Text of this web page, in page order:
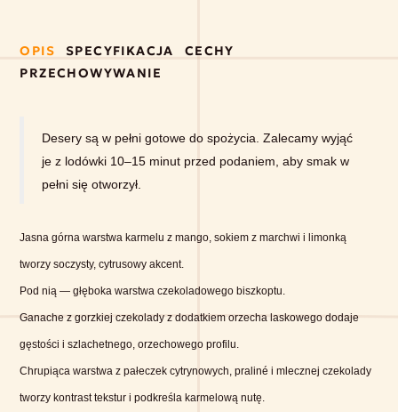
OPIS SPECYFIKACJA
CECHY
PRZECHOWYWANIE
Desery są w pełni gotowe do spożycia. Zalecamy wyjąć
je z lodówki 10–15 minut przed podaniem, aby smak w
pełni się otworzył.
Jasna górna warstwa karmelu z mango, sokiem z marchwi i limonką
tworzy soczysty, cytrusowy akcent.
Pod nią — głęboka warstwa czekoladowego biszkoptu.
Ganache z gorzkiej czekolady z dodatkiem orzecha laskowego dodaje
gęstości i szlachetnego, orzechowego profilu.
Chrupiąca warstwa z pałeczek cytrynowych, praliné i mlecznej czekolady
tworzy kontrast tekstur i podkreśla karmelową nutę.